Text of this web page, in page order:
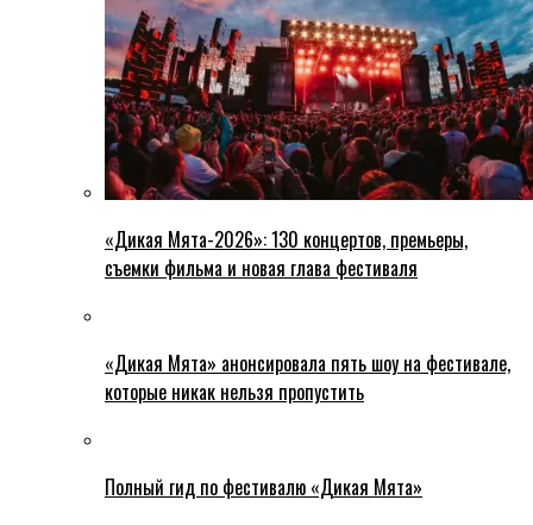
«Дикая Мята-2026»: 130 концертов, премьеры,
съемки фильма и новая глава фестиваля
«Дикая Мята» анонсировала пять шоу на фестивале,
которые никак нельзя пропустить
Полный гид по фестивалю «Дикая Мята»